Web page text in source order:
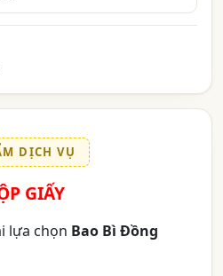
DỊCH VỤ
GIẤY
lựa chọn Bao Bì Đồng